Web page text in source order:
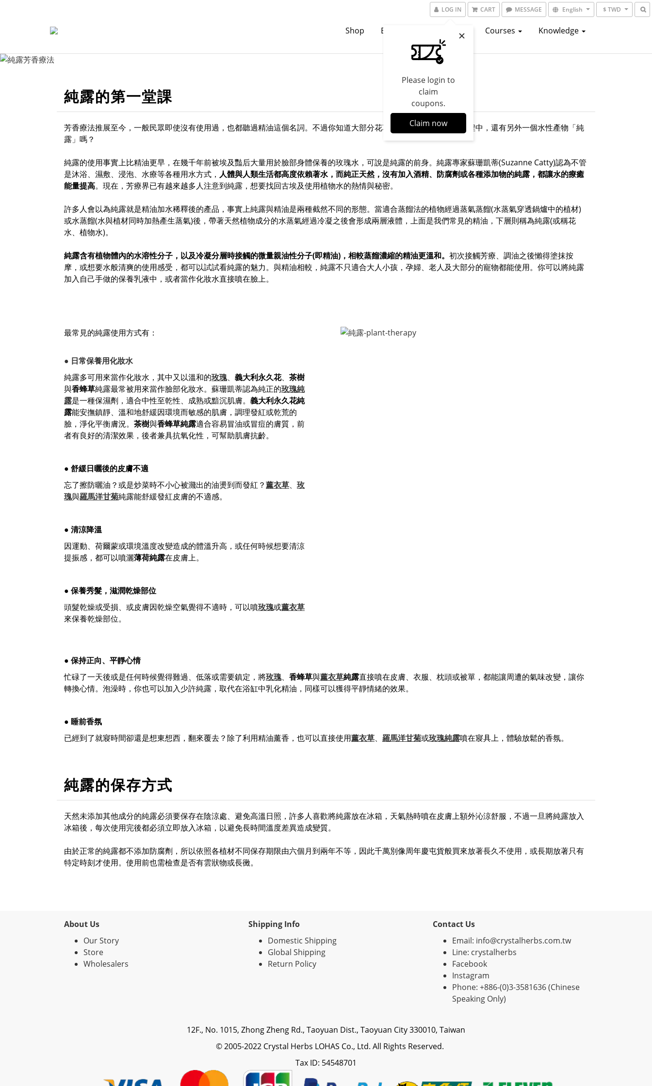
LOG IN
Please login to
claim
coupons.
Claim now
CART MESSAGE English $ TWD
Shop Brands Catalogs Courses Knowledge
純露的第一堂課
芳香療法推展至今，一般民眾即使沒有使用過，也都聽過精油這個名詞。不過你知道大部分花草以蒸餾法產生精油的過程中，還有另外一個水性產物「純
露」嗎？
純露的使用事實上比精油更早，在幾千年前被埃及豔后大量用於臉部身體保養的玫瑰水，可說是純露的前身。純露專家蘇珊凱蒂(Suzanne Catty)認為不管
是沐浴、濕敷、浸泡、水療等各種用水方式， 人體與人類生活都高度依賴著水，而純正天然，沒有加入酒精、防腐劑或各種添加物的純露，都讓水的療癒
能量提高。現在，芳療界已有越來越多人注意到純露，想要找回古埃及使用植物水的熱情與秘密。
許多人會以為純露就是精油加水稀釋後的產品，事實上純露與精油是兩種截然不同的形態。當適合蒸餾法的植物經過蒸氣蒸餾(水蒸氣穿透鍋爐中的植材)
或水蒸餾(水與植材同時加熱產生蒸氣)後，帶著天然植物成分的水蒸氣經過冷凝之後會形成兩層液體，上面是我們常見的精油，下層則稱為純露(或稱花
水、植物水)。
純露含有植物體內的水溶性分子，以及冷凝分層時接觸的微量親油性分子(即精油)，相較蒸餾濃縮的精油更溫和。 初次接觸芳療、調油之後懶得塗抹按
摩，或想要水般清爽的使用感受，都可以試試看純露的魅力。與精油相較，純露不只適合大人小孩，孕婦、老人及大部分的寵物都能使用。你可以將純露
加入自己手做的保養乳液中，或者當作化妝水直接噴在臉上。
最常見的純露使用方式有：
● 日常保養用化妝水
純露多可用來當作化妝水，其中又以溫和的玫瑰、 義大利永久花、 茶樹
與香蜂草純露最常被用來當作臉部化妝水。蘇珊凱蒂認為純正的玫瑰純
露是一種保濕劑，適合中性至乾性、成熟或黯沉肌膚。 義大利永久花純
露能安撫鎮靜、溫和地舒緩因環境而敏感的肌膚，調理發紅或乾荒的
臉，淨化平衡膚況。 茶樹與香蜂草純露適合容易冒油或冒痘的膚質，前
者有良好的清潔效果，後者兼具抗氧化性，可幫助肌膚抗齡。
● 舒緩日曬後的皮膚不適
忘了擦防曬油？或是炒菜時不小心被濺出的油燙到而發紅？薰衣草、 玫
瑰與羅馬洋甘菊純露能舒緩發紅皮膚的不適感。
● 清涼降溫
因運動、荷爾蒙或環境溫度改變造成的體溫升高，或任何時候想要清涼
提振感，都可以噴灑薄荷純露在皮膚上。
● 保養秀髮，滋潤乾燥部位
頭髮乾燥或受損、或皮膚因乾燥空氣覺得不適時，可以噴玫瑰或薰衣草
來保養乾燥部位。
● 保持正向、平靜心情
忙碌了一天後或是任何時候覺得難過、低落或需要鎮定，將玫瑰、 香蜂草與薰衣草純露直接噴在皮膚、衣服、枕頭或被單，都能讓周遭的氣味改變，讓你
轉換心情。泡澡時，你也可以加入少許純露，取代在浴缸中乳化精油，同樣可以獲得平靜情緒的效果。
● 睡前香氛
已經到了就寢時間卻還是想東想西，翻來覆去？除了利用精油薰香，也可以直接使用薰衣草、 羅馬洋甘菊或玫瑰純露噴在寢具上，體驗放鬆的香氛。
純露的保存方式
天然未添加其他成分的純露必須要保存在陰涼處、避免高溫日照，許多人喜歡將純露放在冰箱，天氣熱時噴在皮膚上額外沁涼舒服，不過一旦將純露放入
冰箱後，每次使用完後都必須立即放入冰箱，以避免長時間溫度差異造成變質。
由於正常的純露都不添加防腐劑，所以依照各植材不同保存期限由六個月到兩年不等，因此千萬別像周年慶屯貨般買來放著長久不使用，或長期放著只有
特定時刻才使用。使用前也需檢查是否有雲狀物或長黴。
About Us
Our Story
Store
Wholesalers
Shipping Info
Domestic Shipping
Global Shipping
Return Policy
Contact Us
Email: info@crystalherbs.com.tw
Line: crystalherbs
Facebook
Instagram
Phone: +886-(0)3-3581636 (Chinese
Speaking Only)
12F., No. 1015, Zhong Zheng Rd., Taoyuan Dist., Taoyuan City 330010, Taiwan
© 2005-2022 Crystal Herbs LOHAS Co., Ltd. All Rights Reserved.
Tax ID: 54548701